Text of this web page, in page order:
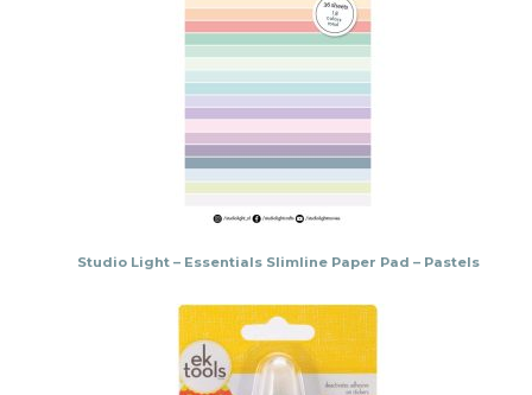
Studio Light – Essentials Slimline Paper Pad – Pastels